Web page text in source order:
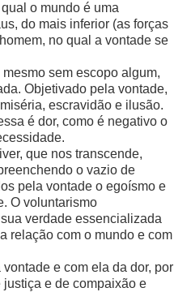
o mundo é uma
do mais inferior (as forças
no qual a vontade se
sem escopo algum,
Objetivado pela vontade,
escravidão e ilusão.
é dor, como é negativo o
que nos transcende,
o vazio de
pela vontade o egoísmo e
O voluntarismo
verdade essencializada
relação com o mundo e com
e com ela da dor, por
e de compaixão e